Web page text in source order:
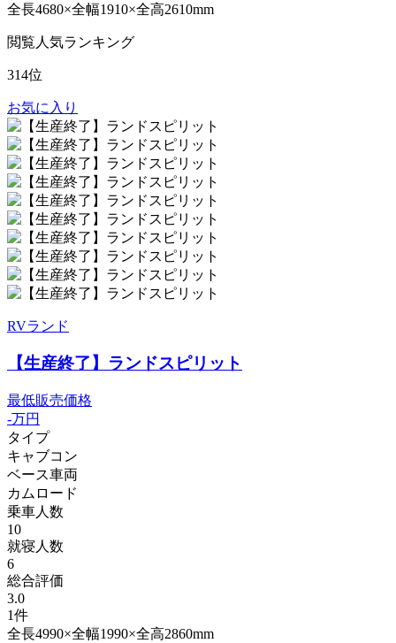
全長4680×全幅1910×全高2610mm
閲覧人気ランキング
314位
お気に入り
RVランド
【生産終了】ランドスピリット
最低販売価格
-万円
タイプ
キャブコン
ベース車両
カムロード
乗車人数
10
就寝人数
6
総合評価
3.0
1件
全長4990×全幅1990×全高2860mm